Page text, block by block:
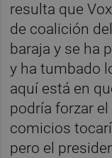
resulta que
de coalición
baraja y se ha
y ha tumbado
aquí está en
podría forzar
comicios
pero el